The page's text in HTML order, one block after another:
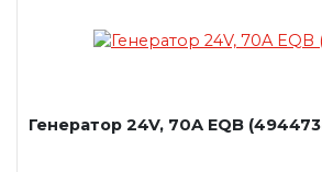
Генератор 24V, 70A EQB